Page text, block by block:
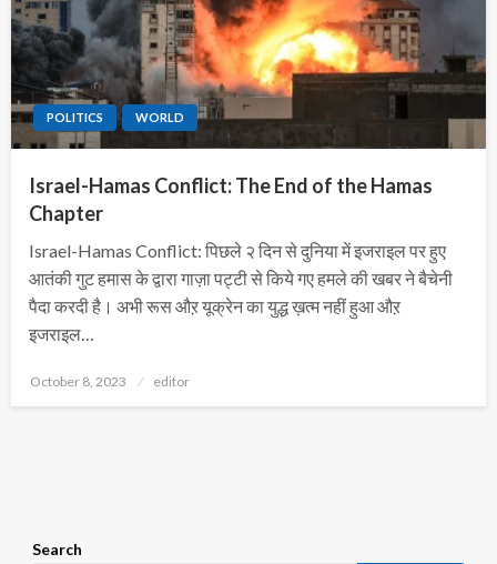
POLITICS WORLD
Israel-Hamas Conflict: The End of the Hamas
Chapter
Israel-Hamas Conflict: पिछले २ दिन से दुनिया में इजराइल पर हुए
आतंकी गुट हमास के द्वारा गाज़ा पट्टी से किये गए हमले की खबर ने बैचेनी
पैदा करदी है। अभी रूस औऱ यूक्रेन का युद्ध ख़त्म नहीं हुआ औऱ
इजराइल…
Posted
October 8, 2023 editor
Search